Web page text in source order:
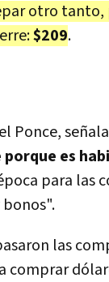
otro tanto,
$209.
Ponce,
es
para las
bonos".
las
comprar